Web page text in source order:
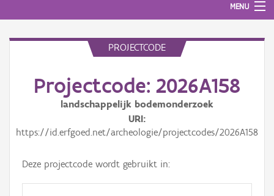
MENU
PROJECTCODE
Projectcode: 2026A158
landschappelijk bodemonderzoek
URI
https://id.erfgoed.net/archeologie/projectcodes/2026A158
Deze projectcode wordt gebruikt in: